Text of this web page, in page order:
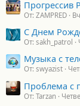
Прогрессив
От: ZAMPRED
С Днем
От: sakh_patrol
Музыка с
От: swyazist
Проблема с
От: Tarzan